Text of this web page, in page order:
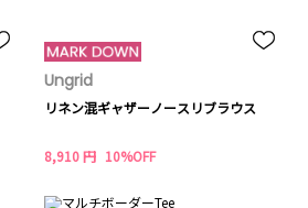
Ungrid
リネン混ギャザーノースリブラウス
8,910 円 10%OFF